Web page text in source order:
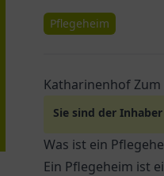
Pflegeheim
Katharinenhof Zum
Sie sind der
Was ist ein
Ein Pflegeheim ist